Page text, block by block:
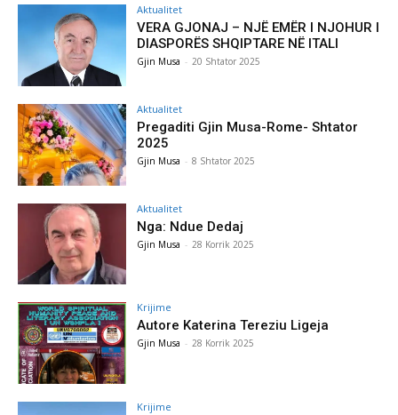
Aktualitet
VERA GJONAJ – NJË EMËR I NJOHUR I
DIASPORËS SHQIPTARE NË ITALI
Gjin Musa - 20 Shtator 2025
Aktualitet
Pregaditi Gjin Musa-Rome- Shtator
2025
Gjin Musa - 8 Shtator 2025
Aktualitet
Nga: Ndue Dedaj
Gjin Musa - 28 Korrik 2025
Krijime
Autore Katerina Tereziu Ligeja
Gjin Musa - 28 Korrik 2025
Krijime